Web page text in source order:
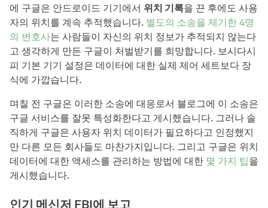
에 구글은 안드로이드 기기에서 위치 기록을 끈 후에도 사용
자의 위치를 계속 추적했습니다. 별도의 소송을 제기한 4명
의 변호사는 사람들이 자신의 위치 정보가 추적되지 않는다
고 생각하게 만든 구글이 처벌받기를 희망합니다. 보시다시
피 기본 기기 설정은 데이터에 대한 실제 제어 세트보다 장
식에 가깝습니다.
며칠 전 구글은 이러한 소송에 대응로서 블로그에 이 소송은
구글 서비스를 잘못 특성화한다고 게시했습니다. 그러나 솔
직하게 구글은 사용자 위치 데이터가 필요하다고 인정했지
만 다른 모든 회사들도 마찬가지입니다. 그리고 구글은 위치
데이터에 대한 액세스를 관리하는 방법에 대한 몇 가지 팁을
게시했습니다.
인기 메신저 FBI에 보고